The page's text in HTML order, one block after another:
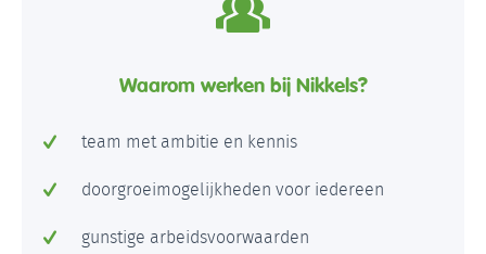
Waarom werken bij Nikkels?
team met ambitie en kennis
doorgroeimogelijkheden voor iedereen
gunstige arbeidsvoorwaarden